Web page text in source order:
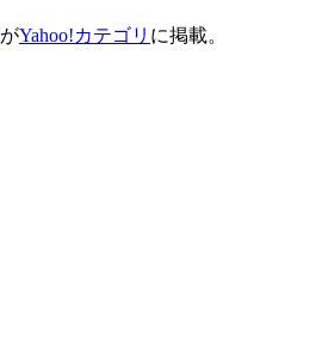
がYahoo!カテゴリ に掲載。